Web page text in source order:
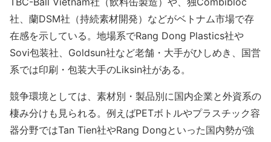
社、蘭DSM社（持続素材開発）などがベトナム市場で存
在感を示している。地場系でRang Dong Plastics社や
Sovi包装社、Goldsun社など老舗・大手がひしめき、国営
系では印刷・包装大手のLiksin社がある。
競争環境としては、素材別・製品別に国内企業と外資系の
棲み分けも見られる。例えばPETボトルやプラスチック容
器分野ではTan Tien社やRang Dongといった国内勢が強